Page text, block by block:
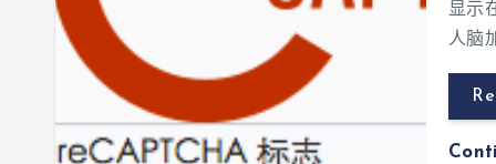
显示
人脑